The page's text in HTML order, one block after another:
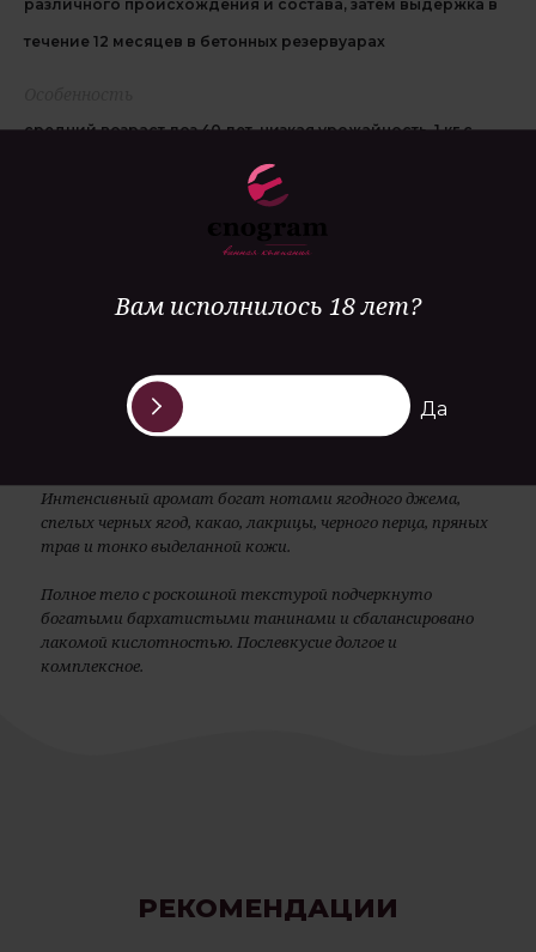
Вам исполнилось 18 лет?
Да
различного происхождения и состава, затем выдержка в
течение 12 месяцев в бетонных резервуарах
средний возраст лоз 40 лет, низкая урожайность, 1 кг с
одной лозы, виноградники культивировались в
соответствии с биодинамическими принципами
Интенсивный аромат богат нотами ягодного джема,
спелых черных ягод, какао, лакрицы, черного перца, пряных
трав и тонко выделанной кожи.
Полное тело с роскошной текстурой подчеркнуто
богатыми бархатистыми танинами и сбалансировано
лакомой кислотностью. Послевкусие долгое и
комплексное.
РЕКОМЕНДАЦИИ